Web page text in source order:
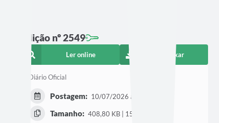
Edição nº 2549
Ler online Baixar
Diário Oficial
Postagem: 10/07/2026 às 16h42
Tamanho: 408,80 KB | 15 páginas